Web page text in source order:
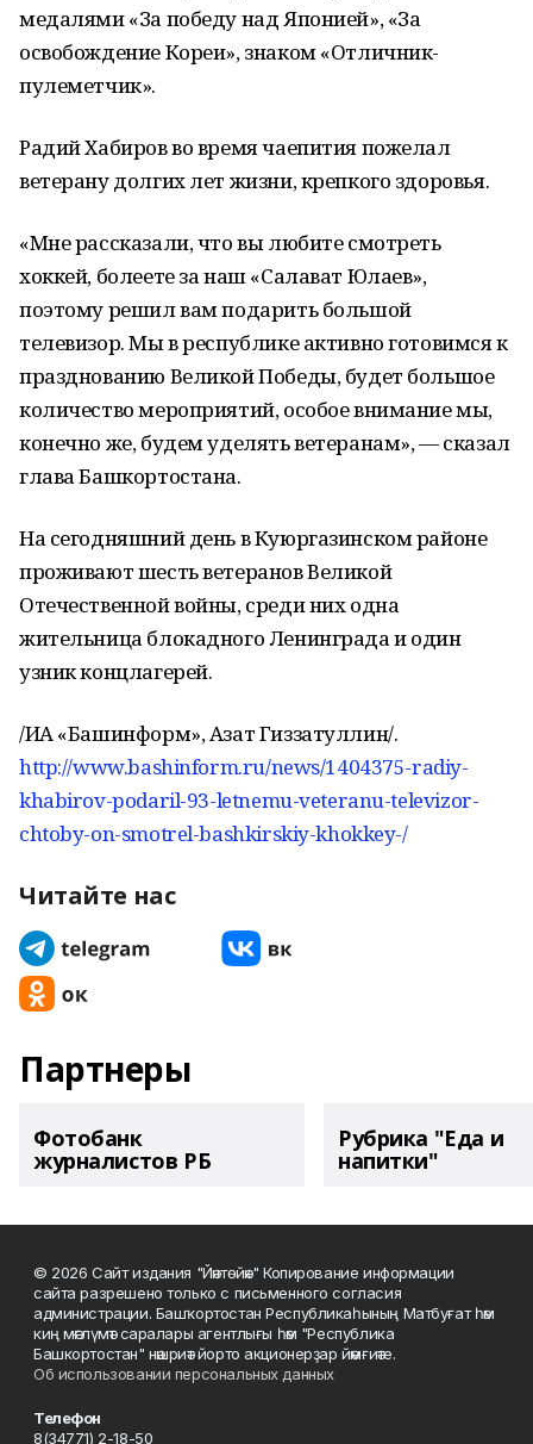
медалями «За победу над Японией», «За
освобождение Кореи», знаком «Отличник-
пулеметчик».
Радий Хабиров во время чаепития пожелал
ветерану долгих лет жизни, крепкого здоровья.
«Мне рассказали, что вы любите смотреть
хоккей, болеете за наш «Салават Юлаев»,
поэтому решил вам подарить большой
телевизор. Мы в республике активно готовимся к
празднованию Великой Победы, будет большое
количество мероприятий, особое внимание мы,
конечно же, будем уделять ветеранам», — сказал
глава Башкортостана.
На сегодняшний день в Куюргазинском районе
проживают шесть ветеранов Великой
Отечественной войны, среди них одна
жительница блокадного Ленинграда и один
узник концлагерей.
/ИА «Башинформ», Азат Гиззатуллин/.
http://www.bashinform.ru/news/1404375-radiy-
khabirov-podaril-93-letnemu-veteranu-televizor-
chtoby-on-smotrel-bashkirskiy-khokkey-/
Читайте нас
Партнеры
Фотобанк
журналистов РБ
Рубрика "Еда и
напитки"
© 2026 Сайт издания "Йәнтөйәк" Копирование информации
сайта разрешено только с письменного согласия
администрации. Башҡортостан Республикаһының Матбуғат һәм
киң мәғлүмәт саралары агентлығы һәм "Республика
Башкортостан" нәшриәт йорто акционерҙар йәмғиәте.
Об использовании персональных данных
Телефон
8(34771) 2-18-50